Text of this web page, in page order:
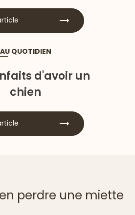
AU QUOTIDIEN
d'avoir un
chien
perdre une miette